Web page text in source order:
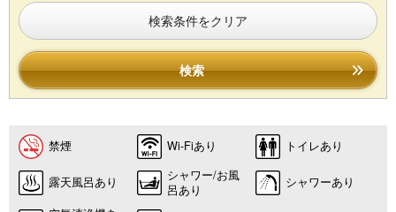
検索条件をクリア
検索
禁煙 Wi-Fiあり トイレあり
露天風呂あり
シャワー/お風
呂あり
シャワーあり